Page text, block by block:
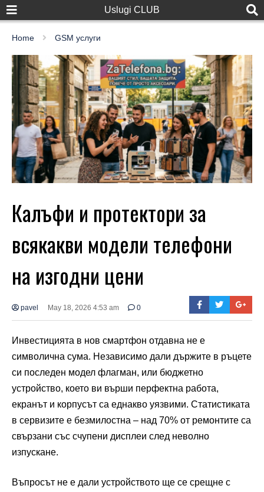
Uslugi CLUB
Home GSM услуги
Калъфи и протектори за
всякакви модели телефони
на изгодни цени
pavel May 18, 2026 4:53 am 0
Инвестицията в нов смартфон отдавна не е
символична сума. Независимо дали държите в ръцете
си последен модел флагман, или бюджетно
устройство, което ви върши перфектна работа,
екранът и корпусът са еднакво уязвими. Статистиката
в сервизите е безмилостна – над 70% от ремонтите са
свързани със счупени дисплеи след неволно
изпускане.
Въпросът не е дали устройството ще се срещне с